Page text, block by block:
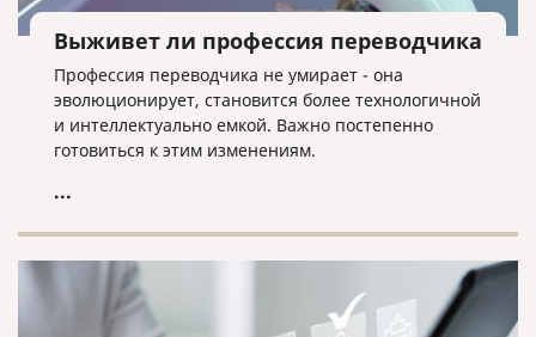
Выживет ли профессия переводчика
Профессия переводчика не умирает - она
эволюционирует, становится более технологичной
и интеллектуально емкой. Важно постепенно
готовиться к этим изменениям.
...